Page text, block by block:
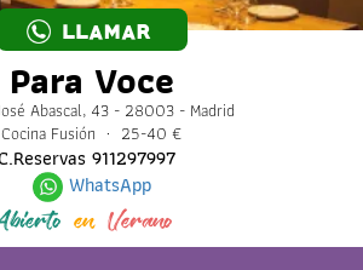
LLAMAR
Para Voce
Abascal, 43 - 28003 - Madrid
Cocina Fusión · 25-40 €
911297997
WhatsApp
en Verano